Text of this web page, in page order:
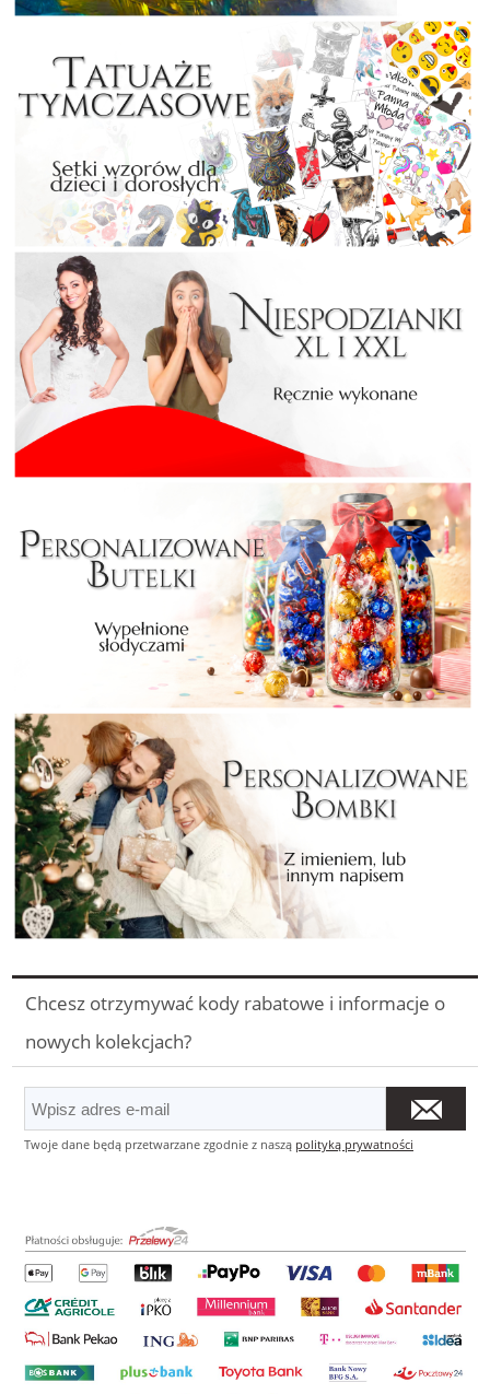
Chcesz otrzymywać kody rabatowe i informacje o
nowych kolekcjach?
Twoje dane będą przetwarzane zgodnie z naszą polityką prywatności